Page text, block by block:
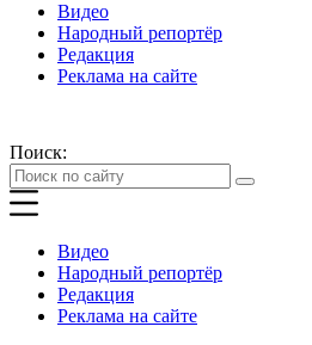
Видео
Народный репортёр
Редакция
Реклама на сайте
Поиск:
Видео
Народный репортёр
Редакция
Реклама на сайте